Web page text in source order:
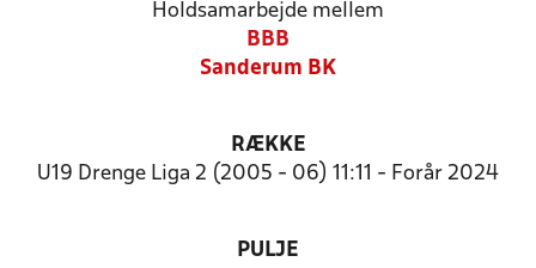
Holdsamarbejde mellem
BBB
Sanderum BK
RÆKKE
U19 Drenge Liga 2 (2005 - 06) 11:11 - Forår 2024
PULJE